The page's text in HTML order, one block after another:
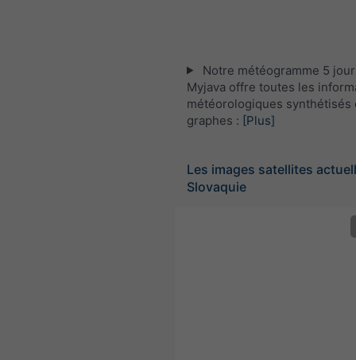
Notre météogramme 5
Myjava offre toutes les
météorologiques synthétisés
graphes : [Plus]
Les images satellites
Slovaquie